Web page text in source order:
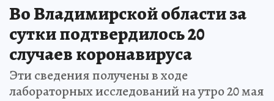
Во Владимирской области за
сутки подтвердилось 20
случаев коронавируса
Эти сведения получены в ходе
лабораторных исследований на утро 20 мая